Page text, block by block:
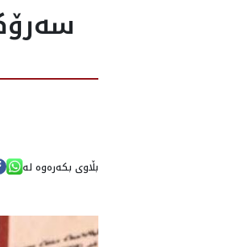
بڵاوی بکەرەوە لە